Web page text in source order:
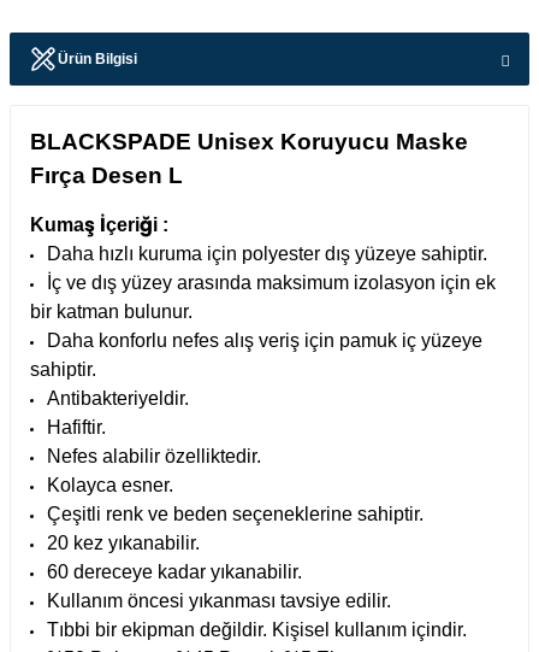
Ürün Bilgisi
BLACKSPADE Unisex Koruyucu Maske
Fırça Desen L
Kumaş İçeriği :
Daha hızlı kuruma için polyester dış yüzeye sahiptir.
İç ve dış yüzey arasında maksimum izolasyon için ek
bir katman bulunur.
Daha konforlu nefes alış veriş için pamuk iç yüzeye
sahiptir.
Antibakteriyeldir.
Hafiftir.
Nefes alabilir özelliktedir.
Kolayca esner.
Çeşitli renk ve beden seçeneklerine sahiptir.
20 kez yıkanabilir.
60 dereceye kadar yıkanabilir.
Kullanım öncesi yıkanması tavsiye edilir.
Tıbbi bir ekipman değildir. Kişisel kullanım içindir.